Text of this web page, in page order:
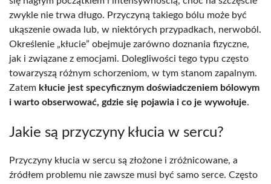
zwykle nie trwa długo. Przyczyną takiego bólu może być
ukąszenie owada lub, w niektórych przypadkach, nerwoból.
Określenie „kłucie” obejmuje zarówno doznania fizyczne,
jak i związane z emocjami. Dolegliwości tego typu często
towarzyszą różnym schorzeniom, w tym stanom zapalnym.
Zatem kłucie jest specyficznym doświadczeniem bólowym
i warto obserwować, gdzie się pojawia i co je wywołuje.
Jakie są przyczyny kłucia w sercu?
Przyczyny kłucia w sercu są złożone i zróżnicowane, a
źródłem problemu nie zawsze musi być samo serce. Często